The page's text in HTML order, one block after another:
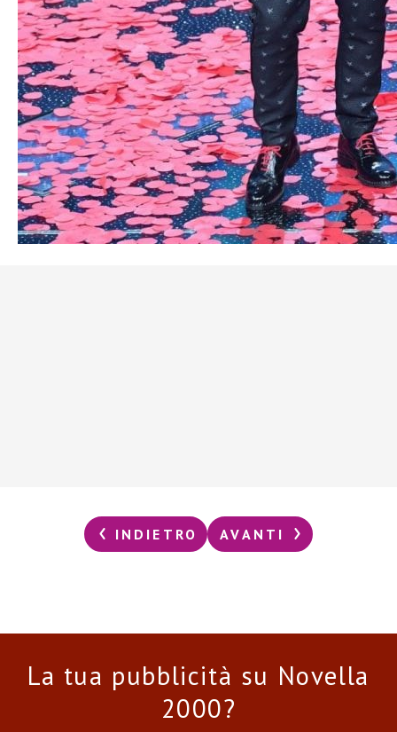
INDIETRO AVANTI
La tua pubblicità su Novella
2000?